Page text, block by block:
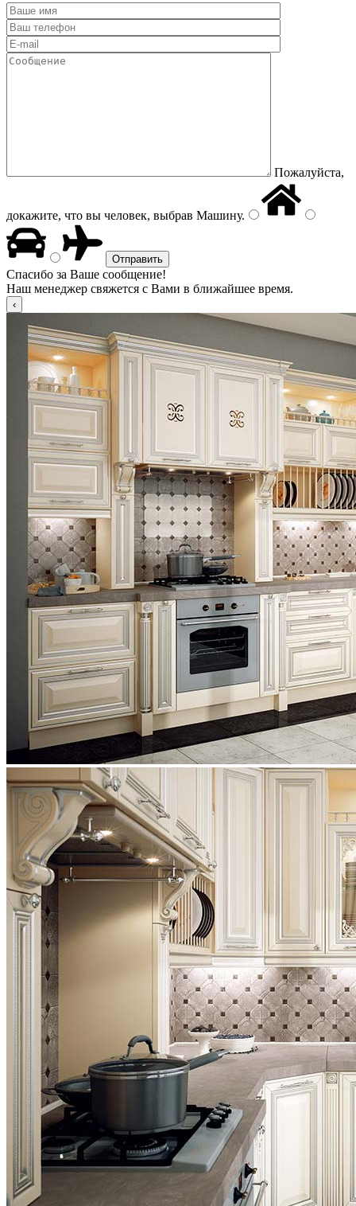
Пожалуйста,
докажите, что вы человек, выбрав Машину.
Спасибо за Ваше сообщение!
Наш менеджер свяжется с Вами в ближайшее время.